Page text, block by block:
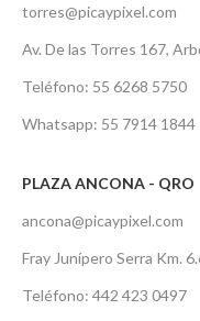
torres@picaypixel.com
Av. De las Torres 167,
Teléfono: 55 6268 5750
Whatsapp: 55 7914 1844
PLAZA ANCONA - QRO
ancona@picaypixel.com
Fray Junípero Serra Km.
Teléfono: 442 423 0497